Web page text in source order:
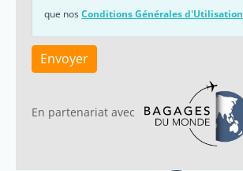
que nos Conditions Générales d'Utilisation
Envoyer
En partenariat avec